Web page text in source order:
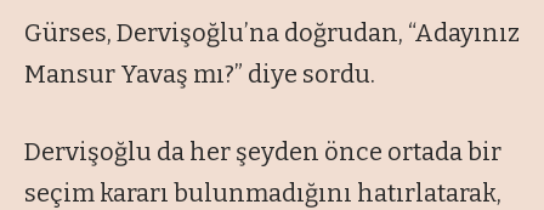
Gürses, Dervişoğlu’na doğrudan, “Adayınız
Mansur Yavaş mı?” diye sordu.
Dervişoğlu da her şeyden önce ortada bir
seçim kararı bulunmadığını hatırlatarak,